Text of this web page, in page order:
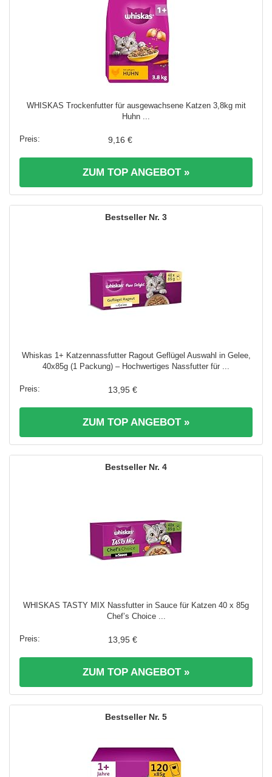
WHISKAS Trockenfutter für ausgewachsene Katzen 3,8kg mit
Huhn ...
9,16 €
ZUM TOP ANGEBOT »
3
Whiskas 1+ Katzennassfutter Ragout Geflügel Auswahl in Gelee,
40x85g (1 Packung) – Hochwertiges Nassfutter für ...
13,95 €
ZUM TOP ANGEBOT »
4
WHISKAS TASTY MIX Nassfutter in Sauce für Katzen 40 x 85g
Chef’s Choice ...
13,95 €
ZUM TOP ANGEBOT »
5